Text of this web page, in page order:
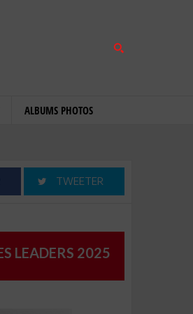
ALBUMS PHOTOS
TWEETER
LEADERS 2025